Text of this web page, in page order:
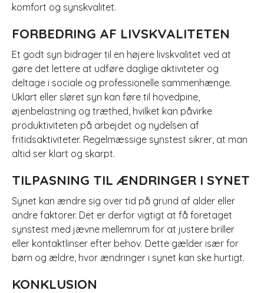
komfort og synskvalitet.
FORBEDRING AF LIVSKVALITETEN
Et godt syn bidrager til en højere livskvalitet ved at
gøre det lettere at udføre daglige aktiviteter og
deltage i sociale og professionelle sammenhænge.
Uklart eller sløret syn kan føre til hovedpine,
øjenbelastning og træthed, hvilket kan påvirke
produktiviteten på arbejdet og nydelsen af
fritidsaktiviteter. Regelmæssige synstest sikrer, at man
altid ser klart og skarpt.
TILPASNING TIL ÆNDRINGER I SYNET
Synet kan ændre sig over tid på grund af alder eller
andre faktorer. Det er derfor vigtigt at få foretaget
synstest med jævne mellemrum for at justere briller
eller kontaktlinser efter behov. Dette gælder især for
børn og ældre, hvor ændringer i synet kan ske hurtigt.
KONKLUSION